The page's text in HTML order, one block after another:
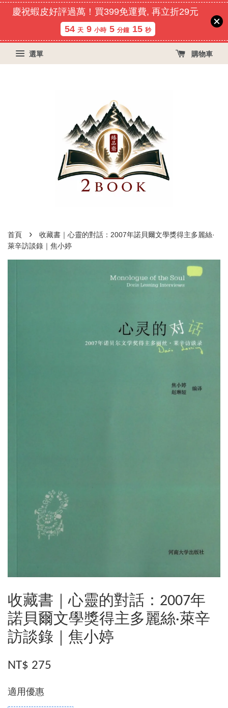
慶祝蝦皮好評過萬！買399免運費, 再立折29元
54 天 9 小時 5 分鐘 15 秒
選單 購物車
首頁 ›
收藏書｜心靈的對話：2007年諾貝爾文學獎得主多麗絲·
萊辛訪談錄｜焦小婷
收藏書｜心靈的對話：2007年
諾貝爾文學獎得主多麗絲·萊辛
訪談錄｜焦小婷
NT$ 275
適用優惠